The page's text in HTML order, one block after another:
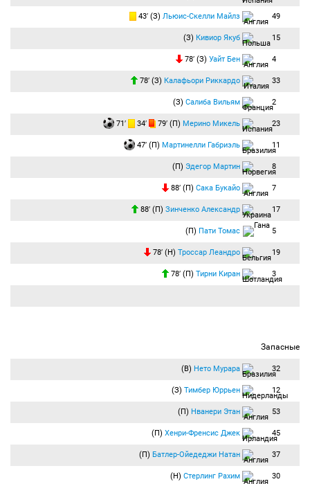
43′ (З) Льюис-Скелли Майлз 49
(З) Кивиор Якуб 15
78′ (З) Уайт Бен 4
78′ (З) Калафьори Риккардо 33
(З) Салиба Вильям 2
71′ 34′ 79′ (П) Мерино Микель 23
47′ (П) Мартинелли Габриэль 11
(П) Эдегор Мартин 8
88′ (П) Сака Букайо 7
88′ (П) Зинченко Александр 17
(П) Пати Томас 5
78′ (Н) Троссар Леандро 19
78′ (П) Тирни Киран 3
Запасные
(В) Нето Мурара 32
(З) Тимбер Юррьен 12
(П) Нванери Этан 53
(П) Хенри-Френсис Джек 45
(П) Батлер-Ойедеджи Натан 37
(Н) Стерлинг Рахим 30